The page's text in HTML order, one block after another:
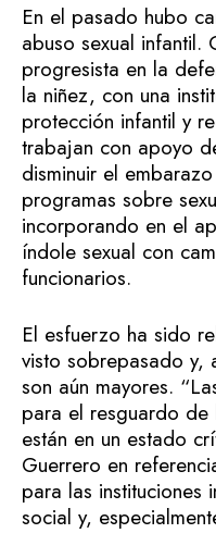
En el pasado hubo
abuso sexual infantil.
progresista en la
la niñez, con una
protección infantil y
trabajan con apoyo
disminuir el
programas sobre
incorporando en el
índole sexual con
funcionarios.
El esfuerzo ha sido
visto sobrepasado y,
son aún mayores.
para el resguardo de
están en un estado
Guerrero en
para las instituciones
social y,